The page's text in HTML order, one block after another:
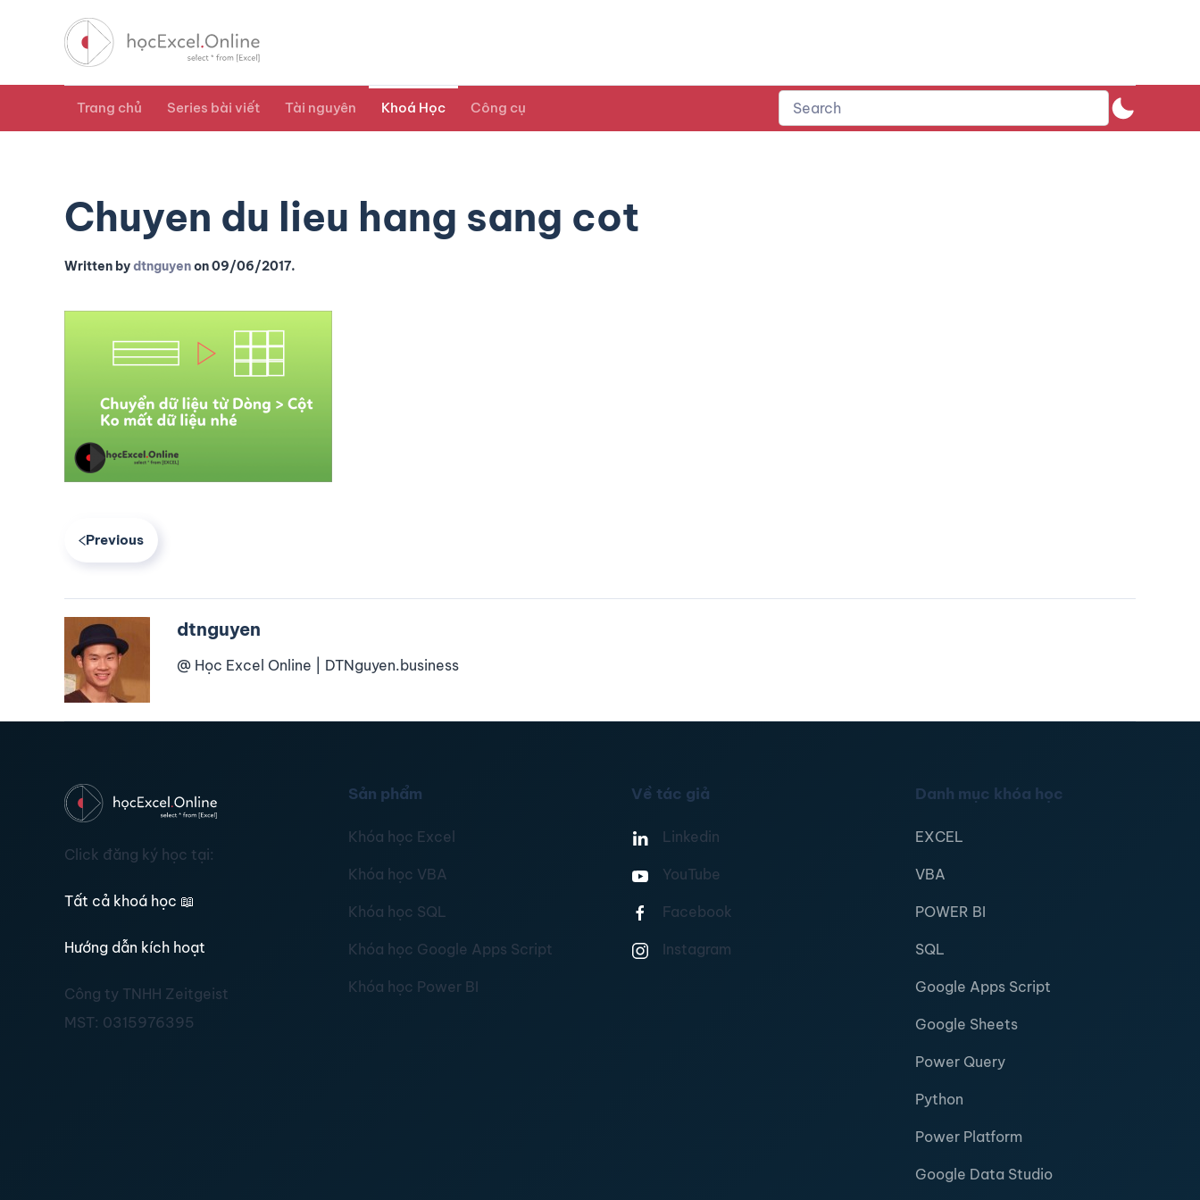
Trang chủ Series bài viết Tài nguyên Khoá Học Công cụ
Chuyen du lieu hang sang cot
Written bydtnguyenon09/06/2017.
Previous
dtnguyen
@ Học Excel Online | DTNguyen.business
Click đăng ký học tại:
Tất cả khoá học 📖
Hướng dẫn kích hoạt
Công ty TNHH Zeitgeist
MST: 0315976395
Sản phẩm
Khóa học Excel
Khóa học VBA
Khóa học SQL
Khóa học Google Apps Script
Khóa học Power BI
Về tác giả
Linkedin
YouTube
Facebook
Instagram
Danh mục khóa học
EXCEL
VBA
POWER BI
SQL
Google Apps Script
Google Sheets
Power Query
Python
Power Platform
Google Data Studio